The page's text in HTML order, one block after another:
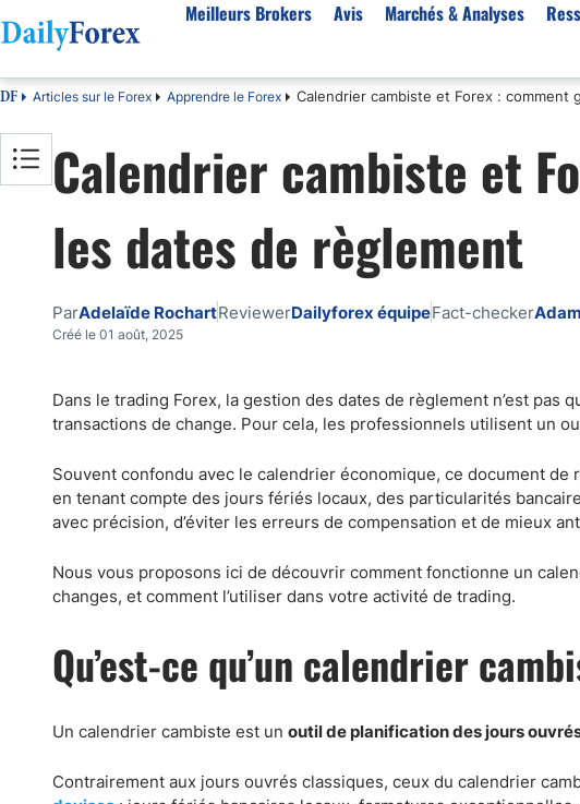
Meilleurs Brokers
Meilleurs brokers en France
Algérie
Côte d'Ivoire
Burkina Faso
Belgique
Tunisie
Canada
Avis
StarTrader
Fintana
BlackBull Markets
Vantage FX
Eightcap
IFC Markets
Marchés & Analyses
EUR-USD
EUR/DZD
Signaux de trading
Matières premières
CAC 40
NASDAQ 100
Gaz naturel
Analyses techniques
Bonus
eBook Trading Gratuit
Articles sur le Forex
Réglementation
À Propos de Nous
Pourquoi Nous Faire Confiance
Politique Editoriale
Score de Confiance
Notre Méthodologie
DF Articles sur le Forex Apprendre le Forex Calendrier cambiste et Forex : comment
Calendrier cambiste et
les dates de règlement
ParAdelaïde RochartReviewerDailyforex équipeFact-checker
Créé le 01 août, 2025
Dans le trading Forex, la gestion des dates de règlement n’est pas
transactions de change. Pour cela, les professionnels utilisent un
Souvent confondu avec le calendrier économique, ce document
en tenant compte des jours fériés locaux, des particularités
avec précision, d’éviter les erreurs de compensation et de mieux
Nous vous proposons ici de découvrir comment fonctionne un
changes, et comment l’utiliser dans votre activité de trading.
Qu’est-ce qu’un calendrier
Un calendrier cambiste est un outil de planification des jours
Contrairement aux jours ouvrés classiques, ceux du calendrier